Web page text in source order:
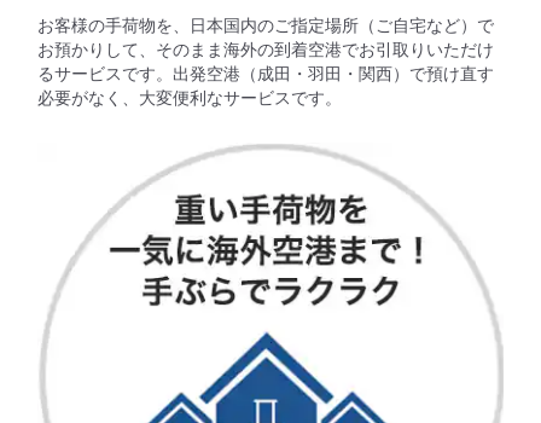
お客様の手荷物を、日本国内のご指定場所（ご自宅など）で
お預かりして、そのまま海外の到着空港でお引取りいただけ
るサービスです。出発空港（成田・羽田・関西）で預け直す
必要がなく、大変便利なサービスです。